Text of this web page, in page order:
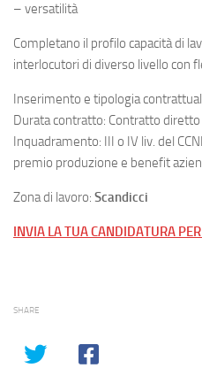
– versatilità
Completano il profilo capacità di
interlocutori di diverso livello con
Inserimento e tipologia
Durata contratto: Contratto
Inquadramento: III o IV liv. del
premio produzione e benefit
Zona di lavoro: Scandicci
INVIA LA TUA CANDIDATURA
SHARE